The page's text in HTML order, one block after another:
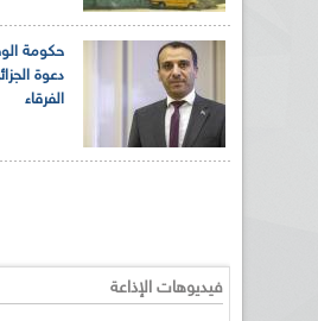
حكومة
دعوة
الفرقاء
فيديوهات الإذاعة